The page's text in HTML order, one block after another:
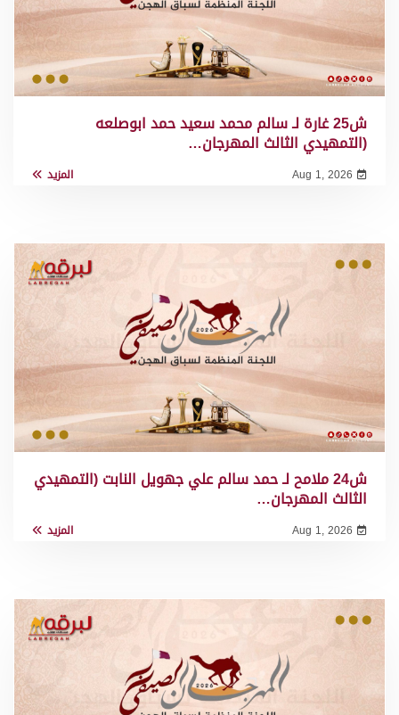
ش25 غارة لـ سالم محمد سعيد حمد ابوصلعه
(التمهيدي الثالث المهرجان…
Aug 1, 2026 المزيد
ش24 ملامح لـ حمد سالم علي جهويل النابت (التمهيدي
الثالث المهرجان…
Aug 1, 2026 المزيد